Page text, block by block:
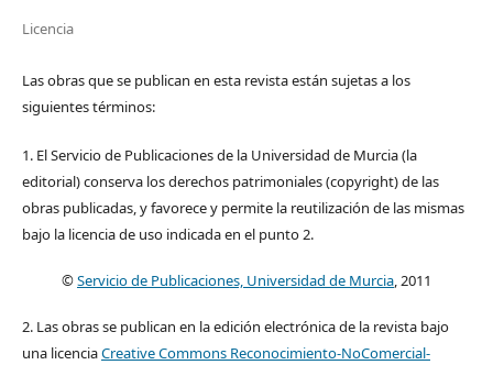
Licencia
Las obras que se publican en esta revista están sujetas a los
siguientes términos:
1. El Servicio de Publicaciones de la Universidad de Murcia (la
editorial) conserva los derechos patrimoniales (copyright) de las
obras publicadas, y favorece y permite la reutilización de las mismas
bajo la licencia de uso indicada en el punto 2.
©Servicio de Publicaciones, Universidad de Murcia, 2011
2. Las obras se publican en la edición electrónica de la revista bajo
una licenciaCreative Commons Reconocimiento-NoComercial-